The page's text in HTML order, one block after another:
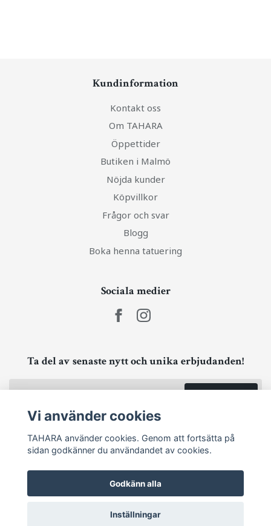
Kundinformation
Kontakt oss
Om TAHARA
Öppettider
Butiken i Malmö
Nöjda kunder
Köpvillkor
Frågor och svar
Blogg
Boka henna tatuering
Sociala medier
Ta del av senaste nytt och unika erbjudanden!
© 2026 TAHARA
Vi använder cookies
TAHARA använder cookies. Genom att fortsätta på
sidan godkänner du användandet av cookies.
Godkänn alla
Inställningar